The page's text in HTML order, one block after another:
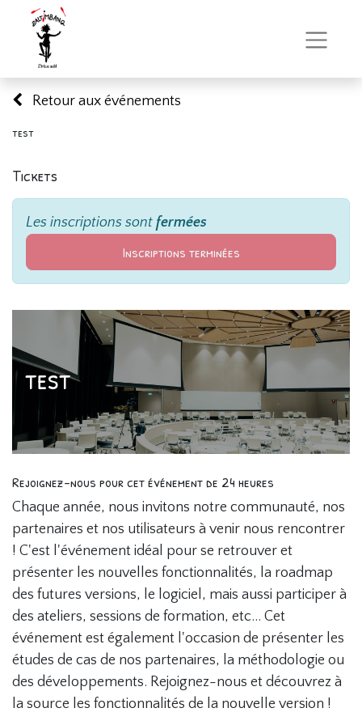
Retour aux événements
test
Tickets
Les inscriptions sont fermées
Inscriptions terminées
test
Rejoignez-nous pour cet événement de 24 heures
Chaque année, nous invitons notre communauté, nos
partenaires et nos utilisateurs à venir nous rencontrer
! C'est l'événement idéal pour se retrouver et
présenter les nouvelles fonctionnalités, la roadmap
des futures versions, le logiciel, mais aussi participer à
des ateliers, sessions de formation, etc... Cet
événement est également l'occasion de présenter les
études de cas de nos partenaires, la méthodologie ou
des développements. Rejoignez-nous et découvrez à
la source les fonctionnalités de la nouvelle version !